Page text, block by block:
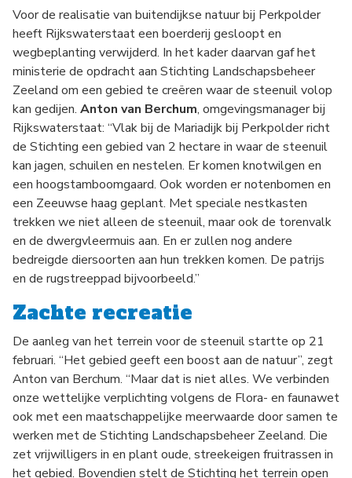
Voor de realisatie van buitendijkse natuur bij Perkpolder
heeft Rijkswaterstaat een boerderij gesloopt en
wegbeplanting verwijderd. In het kader daarvan gaf het
ministerie de opdracht aan Stichting Landschapsbeheer
Zeeland om een gebied te creëren waar de steenuil volop
kan gedijen. Anton van Berchum, omgevingsmanager bij
Rijkswaterstaat: “Vlak bij de Mariadijk bij Perkpolder richt
de Stichting een gebied van 2 hectare in waar de steenuil
kan jagen, schuilen en nestelen. Er komen knotwilgen en
een hoogstamboomgaard. Ook worden er notenbomen en
een Zeeuwse haag geplant. Met speciale nestkasten
trekken we niet alleen de steenuil, maar ook de torenvalk
en de dwergvleermuis aan. En er zullen nog andere
bedreigde diersoorten aan hun trekken komen. De patrijs
en de rugstreeppad bijvoorbeeld.”
Zachte recreatie
De aanleg van het terrein voor de steenuil startte op 21
februari. “Het gebied geeft een boost aan de natuur”, zegt
Anton van Berchum. “Maar dat is niet alles. We verbinden
onze wettelijke verplichting volgens de Flora- en faunawet
ook met een maatschappelijke meerwaarde door samen te
werken met de Stichting Landschapsbeheer Zeeland. Die
zet vrijwilligers in en plant oude, streekeigen fruitrassen in
het gebied. Bovendien stelt de Stichting het terrein open